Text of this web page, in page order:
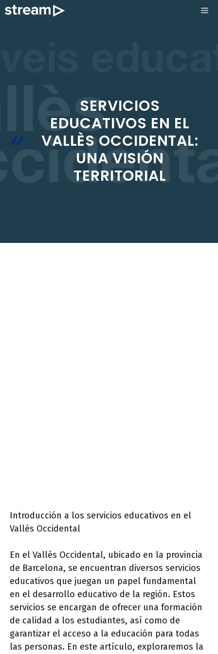
Saltar
SERVICIOS
EDUCATIVOS EN EL
VALLÈS OCCIDENTAL:
UNA VISIÓN
TERRITORIAL
Introducción a los servicios educativos en el
Vallès Occidental
En el Vallès Occidental, ubicado en la provincia
de Barcelona, se encuentran diversos servicios
educativos que juegan un papel fundamental
en el desarrollo educativo de la región. Estos
servicios se encargan de ofrecer una formación
de calidad a los estudiantes, así como de
garantizar el acceso a la educación para todas
las personas. En este artículo, exploraremos la